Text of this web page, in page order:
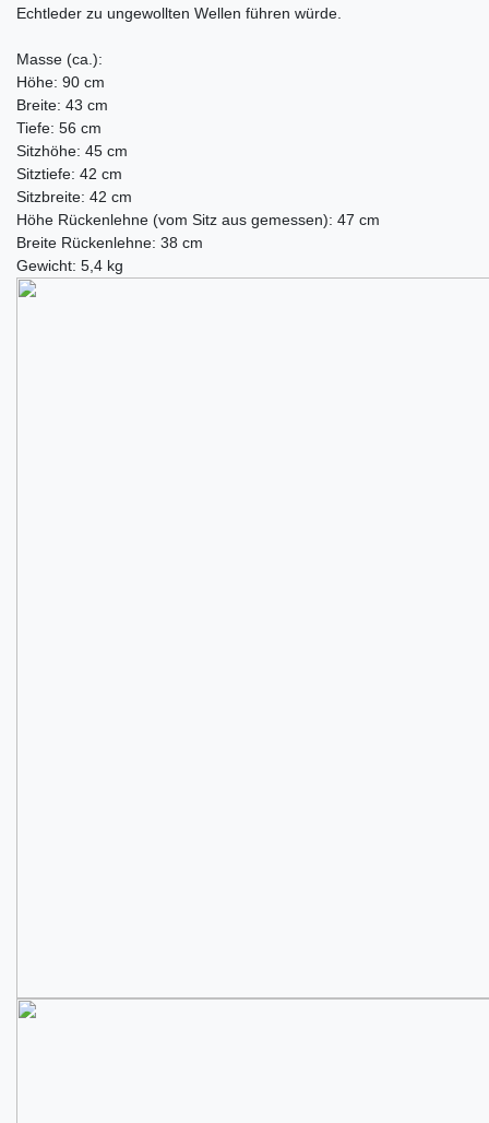
Echtleder zu ungewollten Wellen führen würde.
Masse (ca.):
Höhe: 90 cm
Breite: 43 cm
Tiefe: 56 cm
Sitzhöhe: 45 cm
Sitztiefe: 42 cm
Sitzbreite: 42 cm
Höhe Rückenlehne (vom Sitz aus gemessen): 47 cm
Breite Rückenlehne: 38 cm
Gewicht: 5,4 kg